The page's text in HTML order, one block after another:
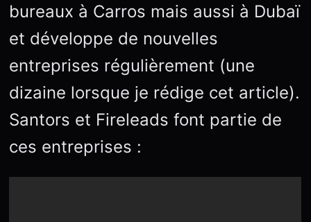
bureaux à Carros mais aussi à Dubaï
et développe de nouvelles
entreprises régulièrement (une
dizaine lorsque je rédige cet article).
Santors et Fireleads font partie de
ces entreprises :